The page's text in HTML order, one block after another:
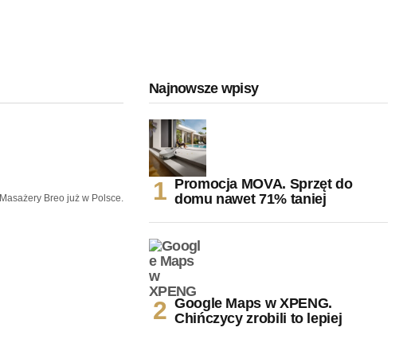
Masażery Breo już w Polsce.
Najnowsze wpisy
Promocja MOVA. Sprzęt do
domu nawet 71% taniej
Google Maps w XPENG.
Chińczycy zrobili to lepiej